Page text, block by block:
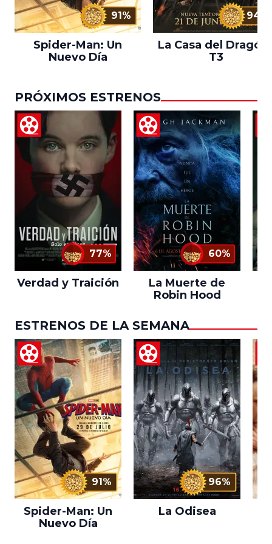
91%
Spider-Man: Un
Nuevo Día
94%
La Casa del Dragón
T3
PRÓXIMOS ESTRENOS
77%
Verdad y Traición
60%
La Muerte de
Robin Hood
ESTRENOS DE LA SEMANA
91%
Spider-Man: Un
Nuevo Día
96%
La Odisea